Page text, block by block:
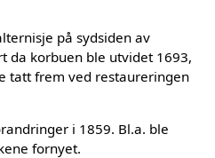
på sydsiden av
da korbuen ble utvidet 1693,
tatt frem ved restaureringen
i 1859. Bl.a. ble
fornyet.